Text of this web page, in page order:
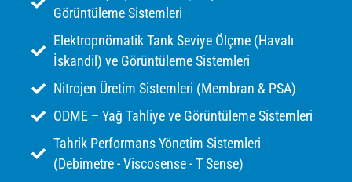
Görüntüleme Sistemleri
Elektropnömatik Tank Seviye Ölçme (Havalı
İskandil) ve Görüntüleme Sistemleri
Nitrojen Üretim Sistemleri (Membran & PSA)
ODME – Yağ Tahliye ve Görüntüleme Sistemleri
Tahrik Performans Yönetim Sistemleri
(Debimetre - Viscosense - T Sense)